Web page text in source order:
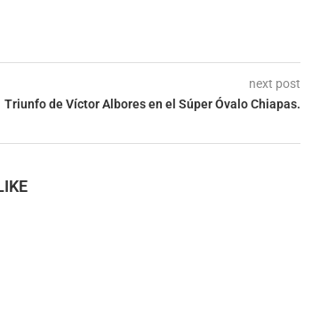
next post
Triunfo de Víctor Albores en el Súper Óvalo Chiapas.